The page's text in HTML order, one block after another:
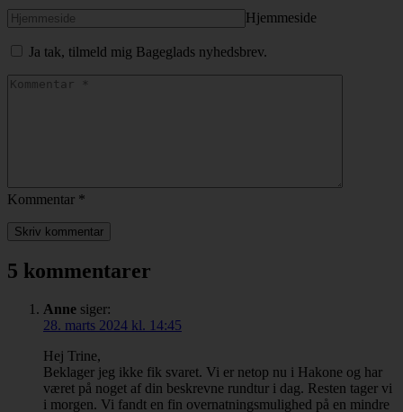
Hjemmeside
Ja tak, tilmeld mig Bageglads nyhedsbrev.
Kommentar *
5 kommentarer
Anne siger:
28. marts 2024 kl. 14:45
Hej Trine,
Beklager jeg ikke fik svaret. Vi er netop nu i Hakone og har
været på noget af din beskrevne rundtur i dag. Resten tager vi
i morgen. Vi fandt en fin overnatningsmulighed på en mindre